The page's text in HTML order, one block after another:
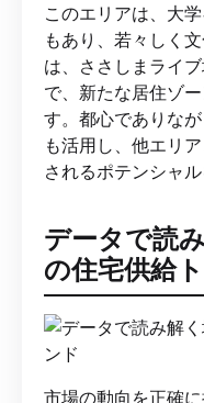
このエリアは、大
もあり、若々しく
は、ささしまライ
で、新たな居住ゾ
す。都心でありな
も活用し、他エリ
されるポテンシャル
データで読
の住宅供給
市場の動向を正確